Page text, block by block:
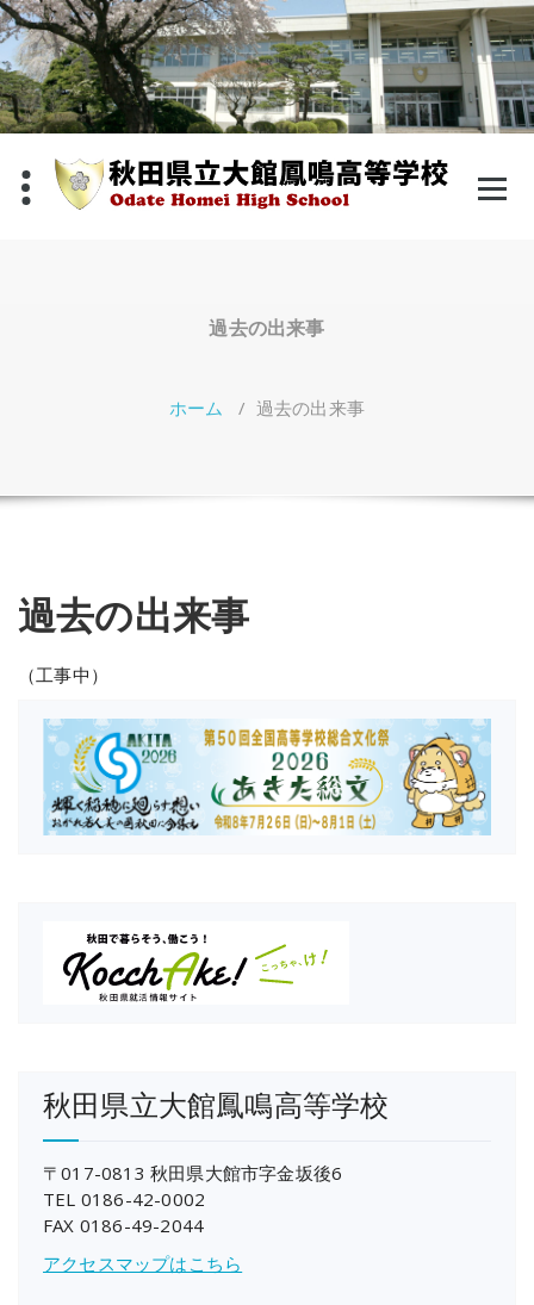
コ
ン
テ
ン
ツ
へ
過去の出来事
ホーム / 過去の出来事
過去の出来事
（工事中）
秋田県立大館鳳鳴高等学校
〒017-0813 秋田県大館市字金坂後6
TEL 0186-42-0002
FAX 0186-49-2044
アクセスマップはこちら